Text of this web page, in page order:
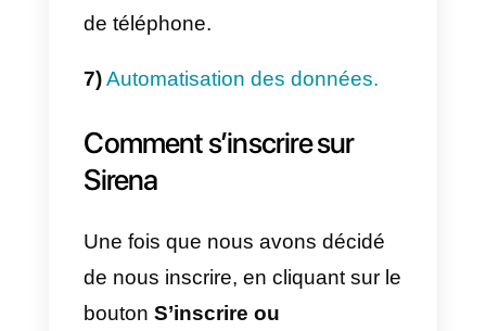
compagnie qui offre des
de communication, il est normal
qu’elle ait un grand nombre
d’avantages; nous citons ici
quelques-unes des principales